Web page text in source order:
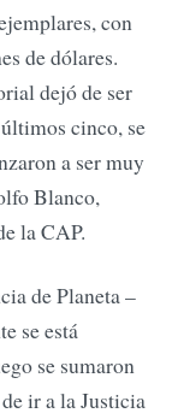
con
de dólares.
dejó de ser
cinco, se
a ser muy
Blanco,
la CAP.
de Planeta –
se está
se sumaron
ir a la Justicia